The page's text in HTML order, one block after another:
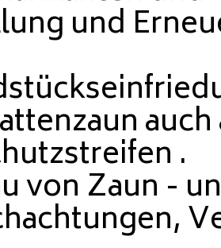
und
.
von Zaun -